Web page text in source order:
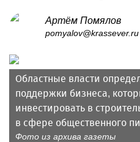
Артём Помялов
pomyalov@krassever.ru
Областные власти
поддержки бизнеса,
инвестировать в
в сфере общественного
Фото из архива газеты